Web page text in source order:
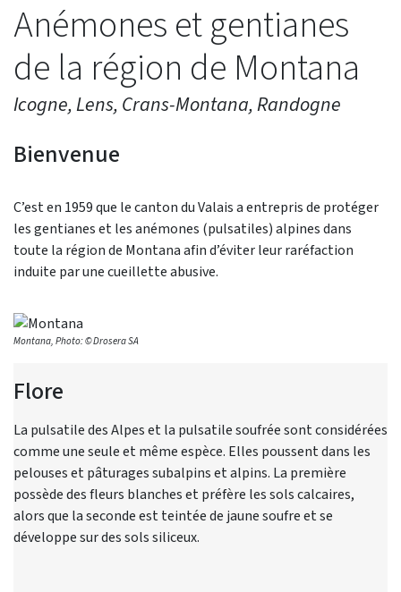
Anémones et gentianes
de la région de Montana
Icogne, Lens, Crans-Montana, Randogne
Bienvenue
C’est en 1959 que le canton du Valais a entrepris de protéger
les gentianes et les anémones (pulsatiles) alpines dans
toute la région de Montana afin d’éviter leur raréfaction
induite par une cueillette abusive.
Montana, Photo: © Drosera SA
Flore
La pulsatile des Alpes et la pulsatile soufrée sont considérées
comme une seule et même espèce. Elles poussent dans les
pelouses et pâturages subalpins et alpins. La première
possède des fleurs blanches et préfère les sols calcaires,
alors que la seconde est teintée de jaune soufre et se
développe sur des sols siliceux.